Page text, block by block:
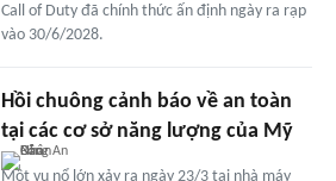
Call of Duty đã chính thức ấn định ngày ra rạp
vào 30/6/2028.
Hồi chuông cảnh báo về an toàn
tại các cơ sở năng lượng của Mỹ
Một vụ nổ lớn xảy ra ngày 23/3 tại nhà máy